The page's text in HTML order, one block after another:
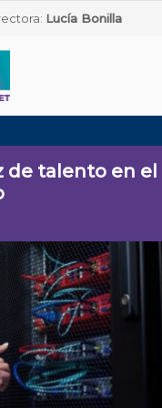
Lucía Bonilla
de talento en